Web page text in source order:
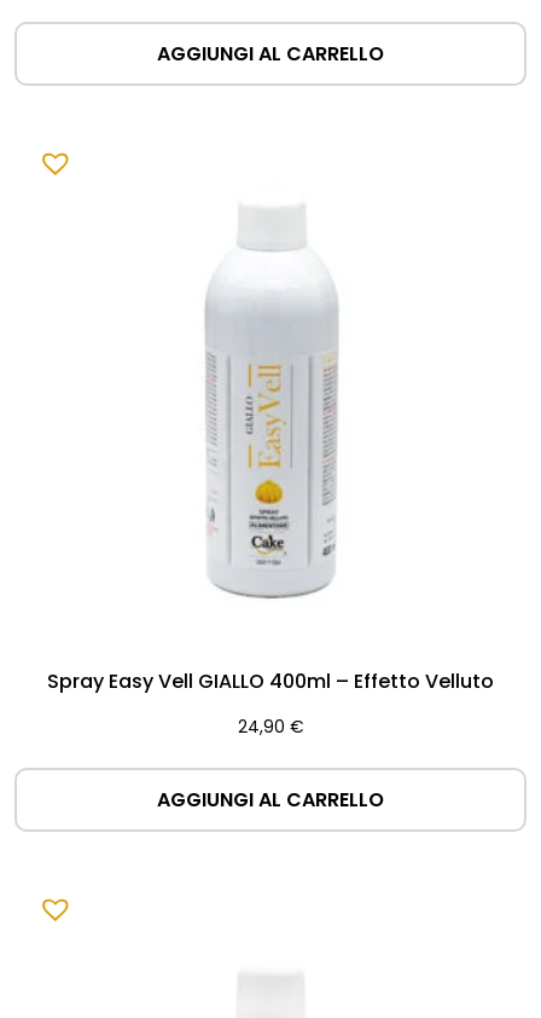
AGGIUNGI AL CARRELLO
Spray Easy Vell GIALLO 400ml – Effetto Velluto
24,90 €
AGGIUNGI AL CARRELLO